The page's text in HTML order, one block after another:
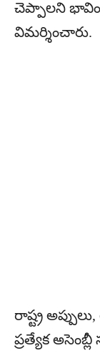
చెప్పాలని
విమర్శించారు.
రాష్ట్ర
ప్రత్యేక